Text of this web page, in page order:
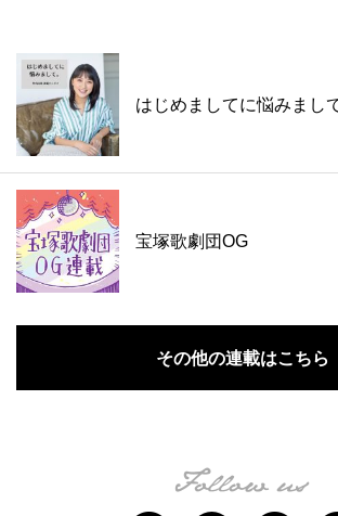
はじめましてに悩みまし
宝塚歌劇団OG
その他の連載はこちら